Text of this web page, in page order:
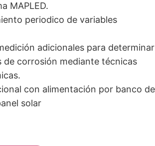
MAPLED.
periodico de variables
adicionales para determinar
de corrosión mediante técnicas
con alimentación por banco de
solar